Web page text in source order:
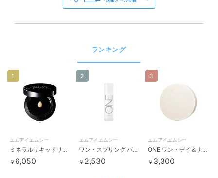
ランキング
エムアイエムシー
ミネラルリキッドリーファンデーション(リフィル)
￥ 6,050
1
エムアイエムシー
ワン・スプリング バブルミスト
￥ 2,530
2
エムアイエムシー
ONE ワン・デイ＆ナイト リペアソープ[販売名：ワン・デイ＆ナイト リペ
￥ 3,300
3